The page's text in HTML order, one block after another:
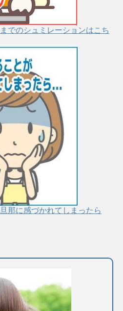
でのシュミレーションはこち
那に感づかれてしまったら